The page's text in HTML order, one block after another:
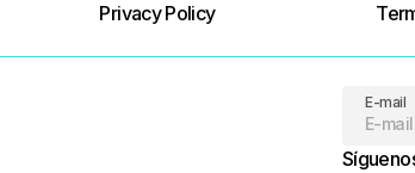
Privacy Policy
E-mail